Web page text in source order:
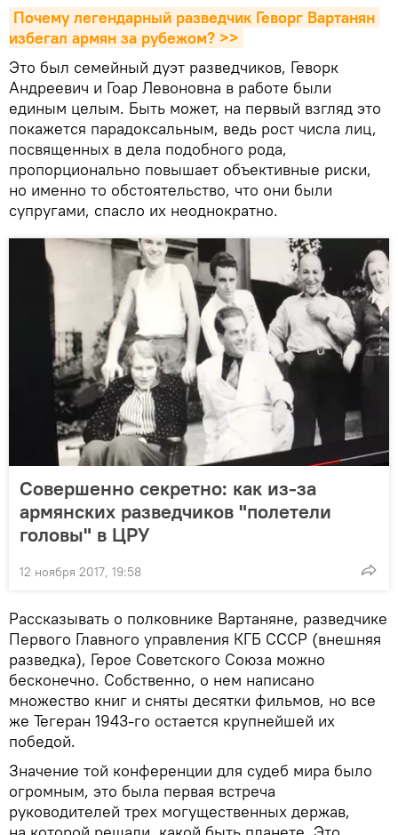
Почему легендарный разведчик Геворг Вартанян
избегал армян за рубежом? >>
Это был семейный дуэт разведчиков, Геворк
Андреевич и Гоар Левоновна в работе были
единым целым. Быть может, на первый взгляд это
покажется парадоксальным, ведь рост числа лиц,
посвященных в дела подобного рода,
пропорционально повышает объективные риски,
но именно то обстоятельство, что они были
супругами, спасло их неоднократно.
Совершенно секретно: как из-за
армянских разведчиков "полетели
головы" в ЦРУ
12 ноября 2017, 19:58
Рассказывать о полковнике Вартаняне, разведчике
Первого Главного управления КГБ СССР (внешняя
разведка), Герое Советского Союза можно
бесконечно. Собственно, о нем написано
множество книг и сняты десятки фильмов, но все
же Тегеран 1943-го остается крупнейшей их
победой.
Значение той конференции для судеб мира было
огромным, это была первая встреча
руководителей трех могущественных держав,